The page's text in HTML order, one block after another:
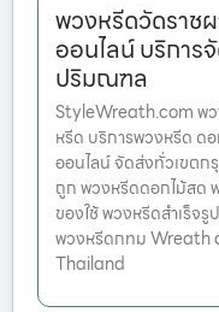
พวงหรีดวัดราช
ออนไลน์ บริการ
ปริมณฑล
StyleWreath.com พว
หรีด บริการพวงหรีด ด
ออนไลน์ จัดส่งทั่วเขตก
ถูก พวงหรีดดอกไม้สด
ของใช้ พวงหรีดสำเร็จ
พวงหรีดกทม Wreath
Thailand